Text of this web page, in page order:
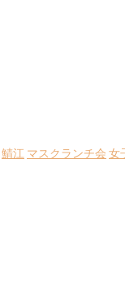
鯖江 マスクランチ会 女